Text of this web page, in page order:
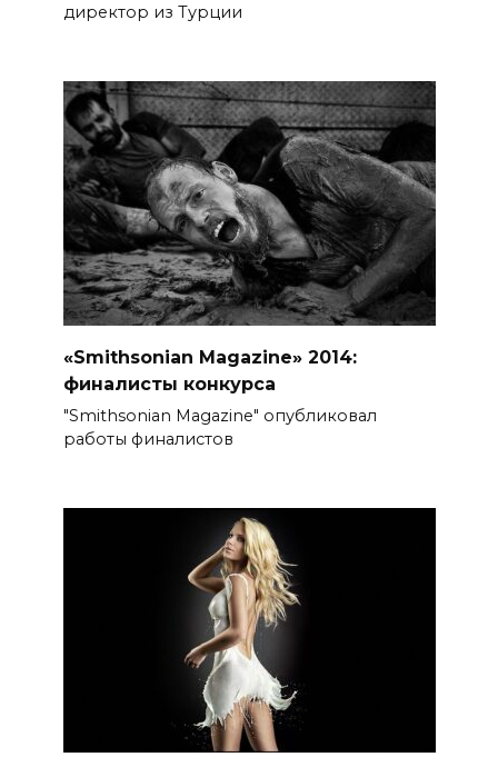
директор из Турции
«Smithsonian Magazine» 2014:
финалисты конкурса
"Smithsonian Magazine" опубликовал
работы финалистов